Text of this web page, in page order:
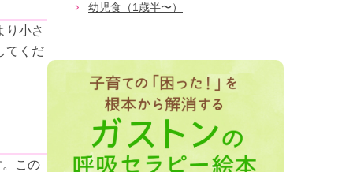
り小さ
てくだ
この
幼児食（1歳半〜）